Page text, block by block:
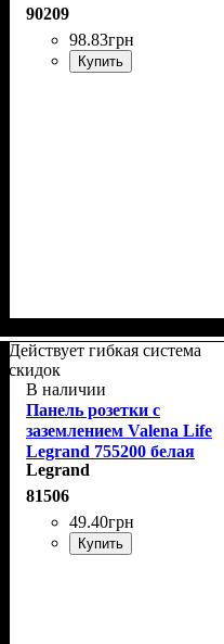
90209
98.83грн
Купить
Действует гибкая система
скидок
В наличии
Панель розетки с
заземлением Valena Life
Legrand 755200 белая
Legrand
81506
49.40грн
Купить